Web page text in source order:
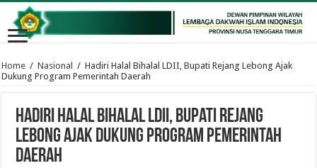
Home / Nasional / Hadiri Halal Bihalal LDII, Bupati Rejang Lebong Ajak
Dukung Program Pemerintah Daerah
Hadiri Halal Bihalal LDII, Bupati Rejang
Lebong Ajak Dukung Program Pemerintah
Daerah